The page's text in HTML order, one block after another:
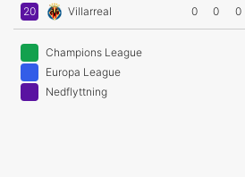
20 Villarreal 0 0 0
Champions League
Europa League
Nedflyttning